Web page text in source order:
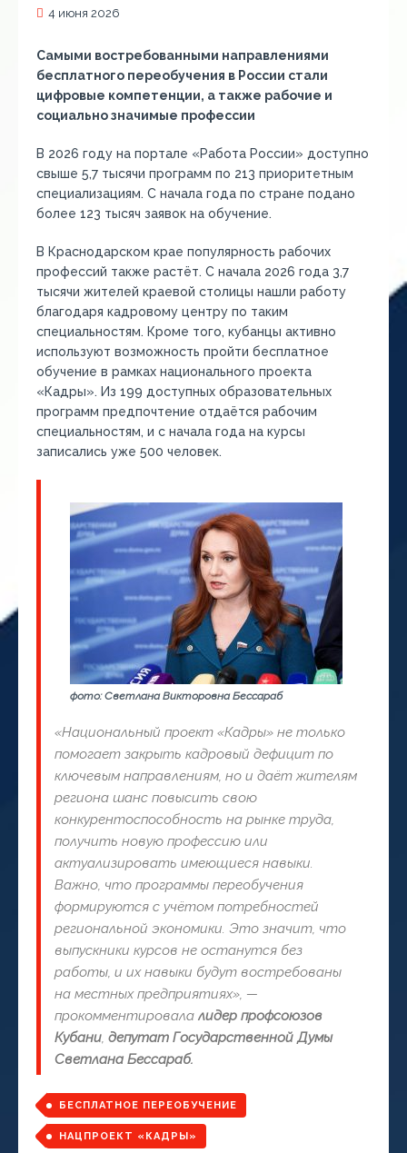
4 июня 2026
Самыми востребованными направлениями
бесплатного переобучения в России стали
цифровые компетенции, а также рабочие и
социально значимые профессии
В 2026 году на портале «Работа России» доступно
свыше 5,7 тысячи программ по 213 приоритетным
специализациям. С начала года по стране подано
более 123 тысяч заявок на обучение.
В Краснодарском крае популярность рабочих
профессий также растёт. С начала 2026 года 3,7
тысячи жителей краевой столицы нашли работу
благодаря кадровому центру по таким
специальностям. Кроме того, кубанцы активно
используют возможность пройти бесплатное
обучение в рамках национального проекта
«Кадры». Из 199 доступных образовательных
программ предпочтение отдаётся рабочим
специальностям, и с начала года на курсы
записались уже 500 человек.
фото: Светлана Викторовна Бессараб
«Национальный проект «Кадры» не только
помогает закрыть кадровый дефицит по
ключевым направлениям, но и даёт жителям
региона шанс повысить свою
конкурентоспособность на рынке труда,
получить новую профессию или
актуализировать имеющиеся навыки.
Важно, что программы переобучения
формируются с учётом потребностей
региональной экономики. Это значит, что
выпускники курсов не останутся без
работы, и их навыки будут востребованы
на местных предприятиях», —
прокомментировала лидер профсоюзов
Кубани, депутат Государственной Думы
Светлана Бессараб.
БЕСПЛАТНОЕ ПЕРЕОБУЧЕНИЕ
НАЦПРОЕКТ «КАДРЫ»